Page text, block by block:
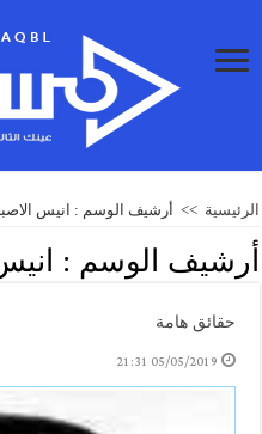
الرئيسية >> أرشيف الوسم : انيس
أرشيف الوسم :
حقائق هامة
05/05/2019 21:31